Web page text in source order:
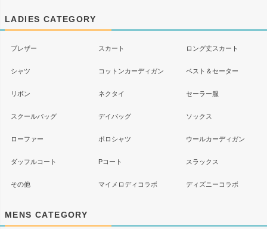
LADIES CATEGORY
ブレザー スカート ロング丈スカート
シャツ コットンカーディガン ベスト＆セーター
リボン ネクタイ セーラー服
スクールバッグ デイバッグ ソックス
ローファー ポロシャツ ウールカーディガン
ダッフルコート Pコート スラックス
その他 マイメロディコラボ ディズニーコラボ
MENS CATEGORY